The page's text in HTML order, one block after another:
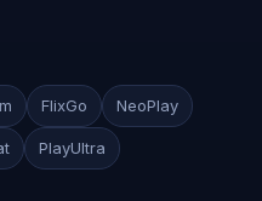
FlixGo NeoPlay
PlayUltra